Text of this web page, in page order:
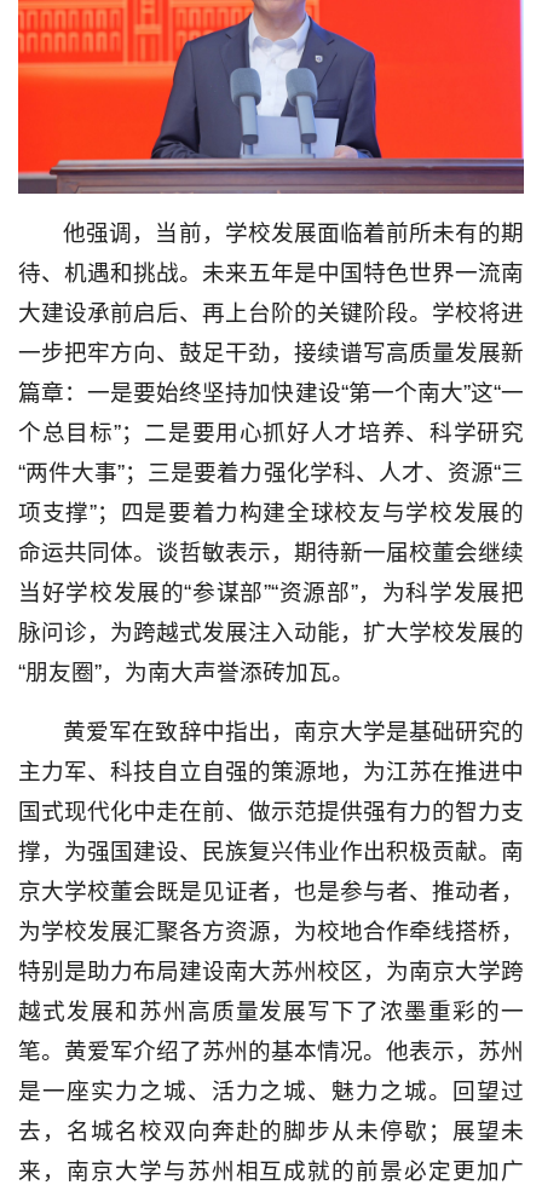
他强调，当前，学校发展面临着前所未有的期
待、机遇和挑战。未来五年是中国特色世界一流南
大建设承前启后、再上台阶的关键阶段。学校将进
一步把牢方向、鼓足干劲，接续谱写高质量发展新
篇章：一是要始终坚持加快建设“第一个南大”这“一
个总目标”；二是要用心抓好人才培养、科学研究
“两件大事”；三是要着力强化学科、人才、资源“三
项支撑”；四是要着力构建全球校友与学校发展的
命运共同体。谈哲敏表示，期待新一届校董会继续
当好学校发展的“参谋部”“资源部”，为科学发展把
脉问诊，为跨越式发展注入动能，扩大学校发展的
“朋友圈”，为南大声誉添砖加瓦。
黄爱军在致辞中指出，南京大学是基础研究的
主力军、科技自立自强的策源地，为江苏在推进中
国式现代化中走在前、做示范提供强有力的智力支
撑，为强国建设、民族复兴伟业作出积极贡献。南
京大学校董会既是见证者，也是参与者、推动者，
为学校发展汇聚各方资源，为校地合作牵线搭桥，
特别是助力布局建设南大苏州校区，为南京大学跨
越式发展和苏州高质量发展写下了浓墨重彩的一
笔。黄爱军介绍了苏州的基本情况。他表示，苏州
是一座实力之城、活力之城、魅力之城。回望过
去，名城名校双向奔赴的脚步从未停歇；展望未
来，南京大学与苏州相互成就的前景必定更加广